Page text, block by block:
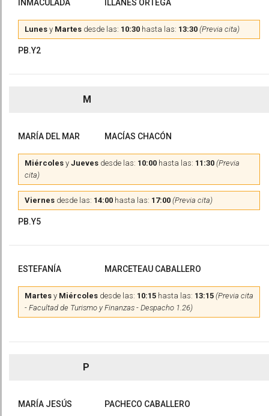
INMACULADA ILLANES ORTEGA
Lunes y Martes desde las: 10:30 hasta las: 13:30 (Previa cita)
PB.Y2
M
MARÍA DEL MAR MACÍAS CHACÓN
Miércoles y Jueves desde las: 10:00 hasta las: 11:30 (Previa
cita)
Viernes desde las: 14:00 hasta las: 17:00 (Previa cita)
PB.Y5
ESTEFANÍA MARCETEAU CABALLERO
Martes y Miércoles desde las: 10:15 hasta las: 13:15 (Previa cita
- Facultad de Turismo y Finanzas - Despacho 1.26)
P
MARÍA JESÚS PACHECO CABALLERO